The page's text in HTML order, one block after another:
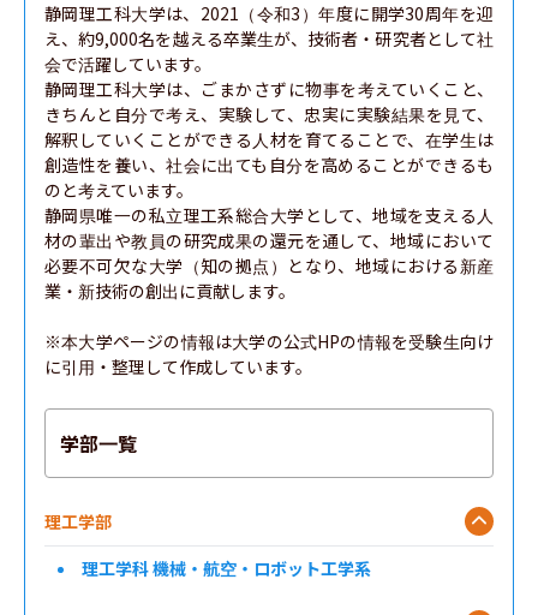
静岡理工科大学は、2021（令和3）年度に開学30周年を迎
え、約9,000名を越える卒業生が、技術者・研究者として社
会で活躍しています。
静岡理工科大学は、ごまかさずに物事を考えていくこと、
きちんと自分で考え、実験して、忠実に実験結果を見て、
解釈していくことができる人材を育てることで、在学生は
創造性を養い、社会に出ても自分を高めることができるも
のと考えています。
静岡県唯一の私立理工系総合大学として、地域を支える人
材の輩出や教員の研究成果の還元を通して、地域において
必要不可欠な大学（知の拠点）となり、地域における新産
業・新技術の創出に貢献します。
※本大学ページの情報は大学の公式HPの情報を受験生向け
に引用・整理して作成しています。
学部一覧
理工学部
理工学科 機械・航空・ロボット工学系